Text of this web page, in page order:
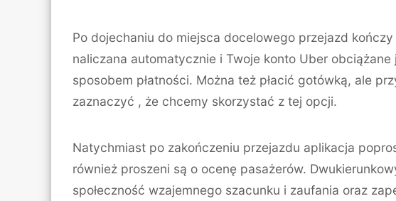
Po dojechaniu do miejsca docelowego przejazd
naliczana automatycznie i Twoje konto Uber
sposobem płatności. Można też płacić gotówką, ale
zaznaczyć , że chcemy skorzystać z tej opcji.
Natychmiast po zakończeniu przejazdu aplikacja
również proszeni są o ocenę pasażerów.
społeczność wzajemnego szacunku i zaufania oraz